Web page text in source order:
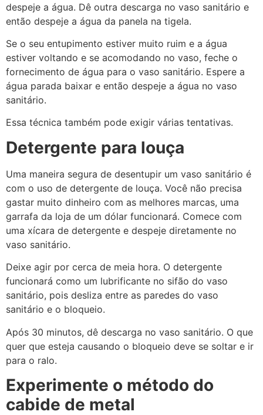
despeje a água. Dê outra descarga no vaso sanitário e
então despeje a água da panela na tigela.
Se o seu entupimento estiver muito ruim e a água
estiver voltando e se acomodando no vaso, feche o
fornecimento de água para o vaso sanitário. Espere a
água parada baixar e então despeje a água no vaso
sanitário.
Essa técnica também pode exigir várias tentativas.
Detergente para louça
Uma maneira segura de desentupir um vaso sanitário é
com o uso de detergente de louça. Você não precisa
gastar muito dinheiro com as melhores marcas, uma
garrafa da loja de um dólar funcionará. Comece com
uma xícara de detergente e despeje diretamente no
vaso sanitário.
Deixe agir por cerca de meia hora. O detergente
funcionará como um lubrificante no sifão do vaso
sanitário, pois desliza entre as paredes do vaso
sanitário e o bloqueio.
Após 30 minutos, dê descarga no vaso sanitário. O que
quer que esteja causando o bloqueio deve se soltar e ir
para o ralo.
Experimente o método do
cabide de metal